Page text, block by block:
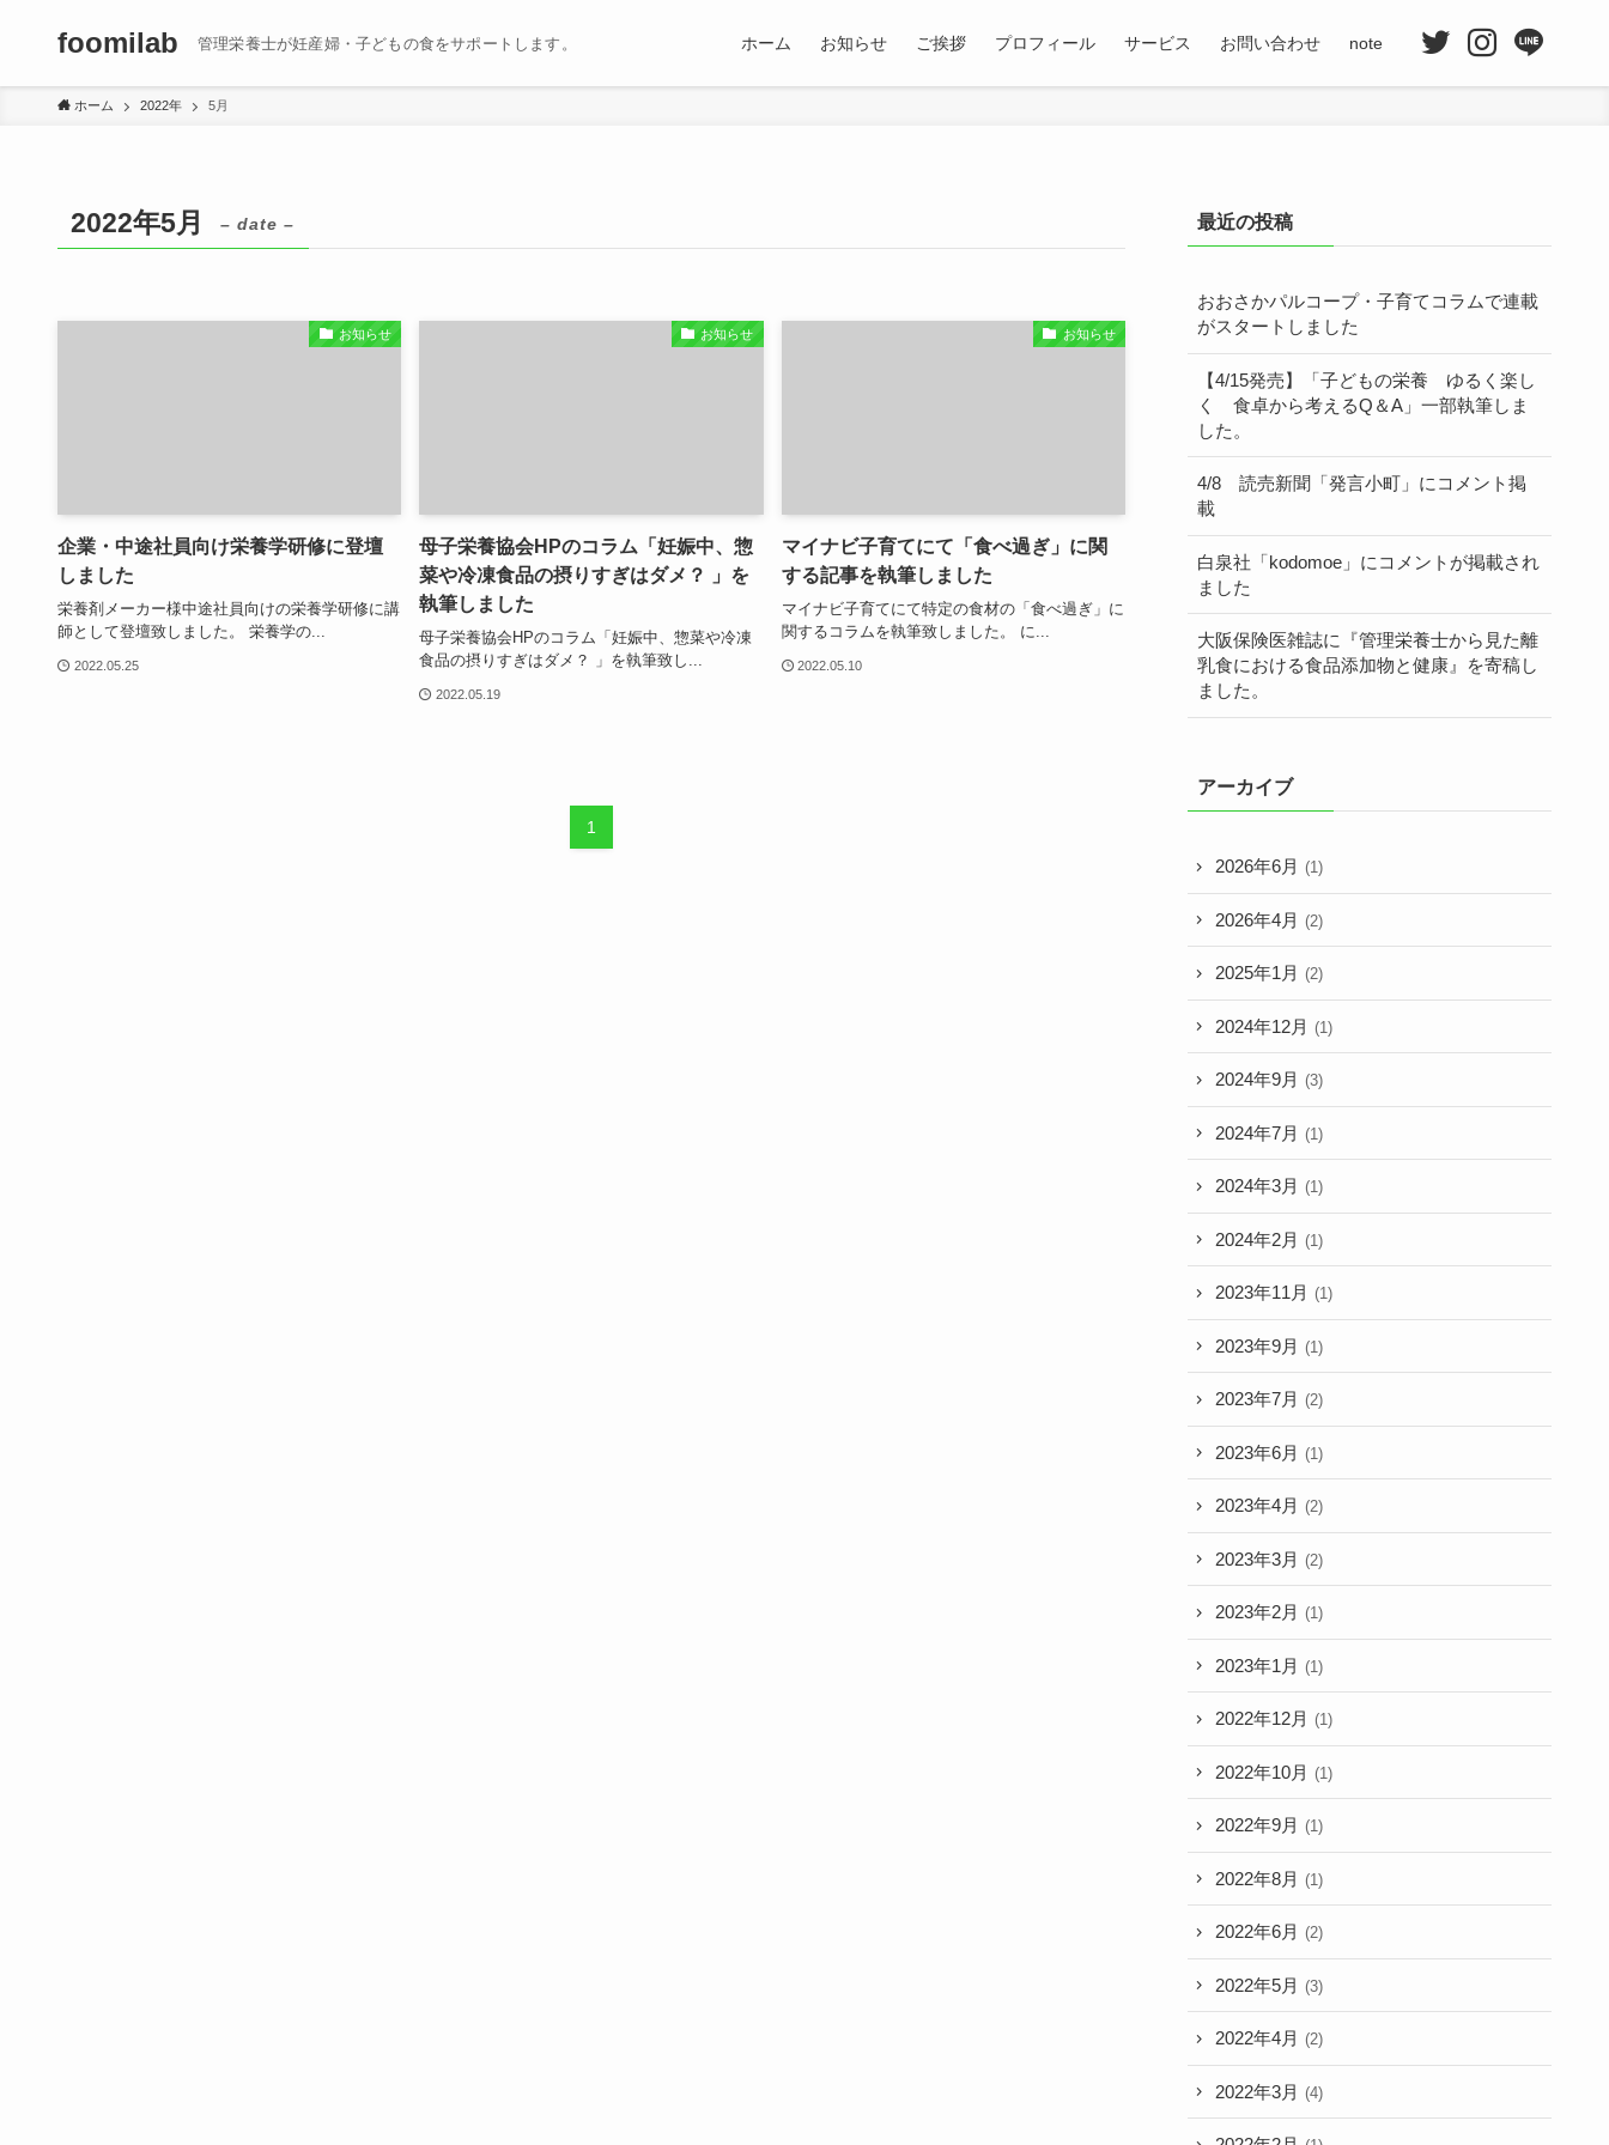
foomilab 管理栄養士が妊産婦・子どもの食をサポートします。 ホーム お知らせ ご挨拶 プロフィール サービス お問い合わせ note
ホーム 2022年 5月
2022年5月 – date –
お知らせ
企業・中途社員向け栄養学研修に登壇
しました
栄養剤メーカー様中途社員向けの栄養学研修に講
師として登壇致しました。 栄養学の...
2022.05.25
お知らせ
母子栄養協会HPのコラム「妊娠中、惣
菜や冷凍食品の摂りすぎはダメ？ 」を
執筆しました
母子栄養協会HPのコラム「妊娠中、惣菜や冷凍
食品の摂りすぎはダメ？ 」を執筆致し...
2022.05.19
お知らせ
マイナビ子育てにて「食べ過ぎ」に関
する記事を執筆しました
マイナビ子育てにて特定の食材の「食べ過ぎ」に
関するコラムを執筆致しました。 に...
2022.05.10
1
最近の投稿
おおさかパルコープ・子育てコラムで連載
がスタートしました
【4/15発売】「子どもの栄養 ゆるく楽し
く 食卓から考えるQ＆A」一部執筆しま
した。
4/8 読売新聞「発言小町」にコメント掲
載
白泉社「kodomoe」にコメントが掲載され
ました
大阪保険医雑誌に『管理栄養士から見た離
乳食における食品添加物と健康』を寄稿し
ました。
アーカイブ
2026年6月 (1)
2026年4月 (2)
2025年1月 (2)
2024年12月 (1)
2024年9月 (3)
2024年7月 (1)
2024年3月 (1)
2024年2月 (1)
2023年11月 (1)
2023年9月 (1)
2023年7月 (2)
2023年6月 (1)
2023年4月 (2)
2023年3月 (2)
2023年2月 (1)
2023年1月 (1)
2022年12月 (1)
2022年10月 (1)
2022年9月 (1)
2022年8月 (1)
2022年6月 (2)
2022年5月 (3)
2022年4月 (2)
2022年3月 (4)